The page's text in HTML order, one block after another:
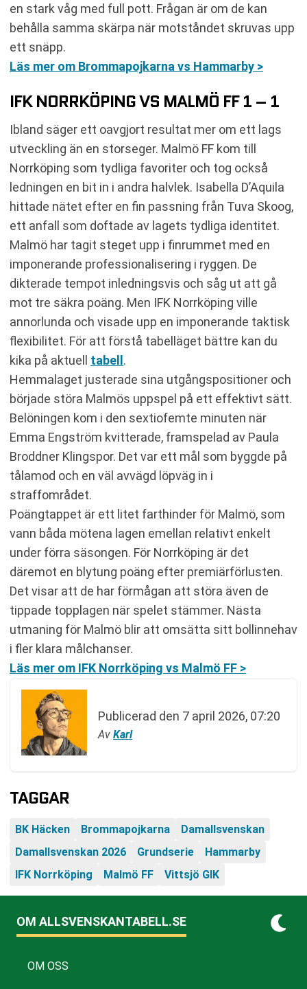
en stark våg med full pott. Frågan är om de kan
behålla samma skärpa när motståndet skruvas upp
ett snäpp.
Läs mer om Brommapojkarna vs Hammarby >
IFK NORRKÖPING VS MALMÖ FF 1 – 1
Ibland säger ett oavgjort resultat mer om ett lags
utveckling än en storseger. Malmö FF kom till
Norrköping som tydliga favoriter och tog också
ledningen en bit in i andra halvlek. Isabella D’Aquila
hittade nätet efter en fin passning från Tuva Skoog,
ett anfall som doftade av lagets tydliga identitet.
Malmö har tagit steget upp i finrummet med en
imponerande professionalisering i ryggen. De
dikterade tempot inledningsvis och såg ut att gå
mot tre säkra poäng. Men IFK Norrköping ville
annorlunda och visade upp en imponerande taktisk
flexibilitet. För att förstå tabelläget bättre kan du
kika på aktuell tabell.
Hemmalaget justerade sina utgångspositioner och
började störa Malmös uppspel på ett effektivt sätt.
Belöningen kom i den sextiofemte minuten när
Emma Engström kvitterade, framspelad av Paula
Broddner Klingspor. Det var ett mål som byggde på
tålamod och en väl avvägd löpväg in i
straffområdet.
Poängtappet är ett litet farthinder för Malmö, som
vann båda mötena lagen emellan relativt enkelt
under förra säsongen. För Norrköping är det
däremot en blytung poäng efter premiärförlusten.
Det visar att de har förmågan att störa även de
tippade topplagen när spelet stämmer. Nästa
utmaning för Malmö blir att omsätta sitt bollinnehav
i fler klara målchanser.
Läs mer om IFK Norrköping vs Malmö FF >
Publicerad den 7 april 2026, 07:20
Av Karl
TAGGAR
BK Häcken Brommapojkarna
Damallsvenskan
Damallsvenskan 2026
Grundserie
Hammarby
IFK Norrköping
Malmö FF Vittsjö GIK
OM ALLSVENSKANTABELL.SE
OM OSS